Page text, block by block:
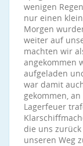
wenigen
nur einen
Morgen
weiter auf
machten wir
angekommen
aufgeladen
war damit
gekommen,
Lagerfeuer
die uns
unseren Weg